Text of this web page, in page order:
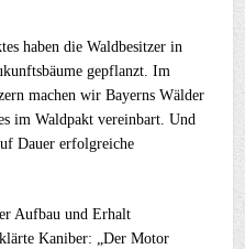
haben die Waldbesitzer in
gepflanzt. Im
machen wir Bayerns Wälder
im Waldpakt vereinbart. Und
Dauer erfolgreiche
Aufbau und Erhalt
Kaniber: „Der Motor